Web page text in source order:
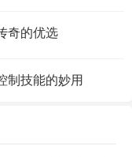
奇的优选
制技能的妙用